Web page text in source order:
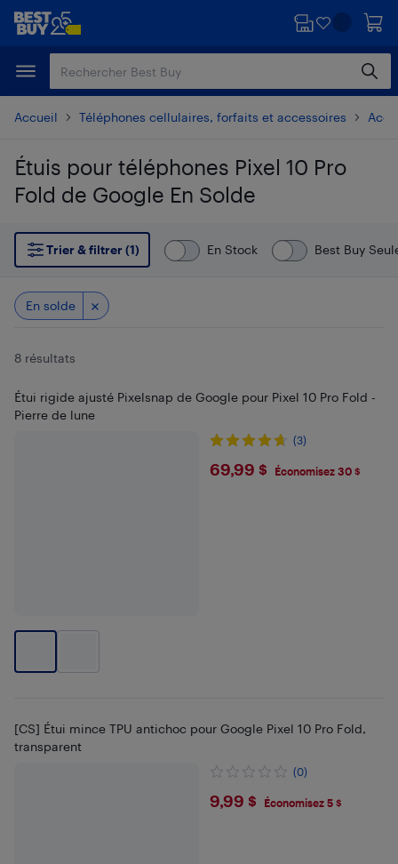
Passer
principal
Passer
Accueil Téléphones cellulaires, forfaits et accessoires
Étuis pour téléphones Pixel 10 Pro
Fold de Google En Solde
Passer aux résultats
Trier & filtrer (1)
En Stock Best Buy
En solde
8 résultats
Étui rigide ajusté Pixelsnap de Google pour Pixel 10 Pro Fold -
Pierre de lune
(3)
$69.99
69,99 $ Économisez 30 $
[CS] Étui mince TPU antichoc pour Google Pixel 10 Pro Fold,
transparent
(0)
$9.99
9,99 $ Économisez 5 $